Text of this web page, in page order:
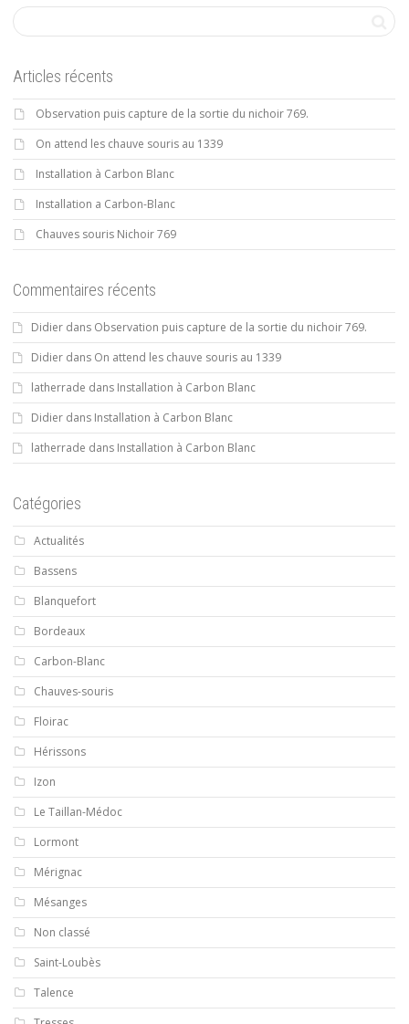
Articles récents
Observation puis capture de la sortie du nichoir 769.
On attend les chauve souris au 1339
Installation à Carbon Blanc
Installation a Carbon-Blanc
Chauves souris Nichoir 769
Commentaires récents
Didier dans Observation puis capture de la sortie du nichoir 769.
Didier dans On attend les chauve souris au 1339
latherrade dans Installation à Carbon Blanc
Didier dans Installation à Carbon Blanc
latherrade dans Installation à Carbon Blanc
Catégories
Actualités
Bassens
Blanquefort
Bordeaux
Carbon-Blanc
Chauves-souris
Floirac
Hérissons
Izon
Le Taillan-Médoc
Lormont
Mérignac
Mésanges
Non classé
Saint-Loubès
Talence